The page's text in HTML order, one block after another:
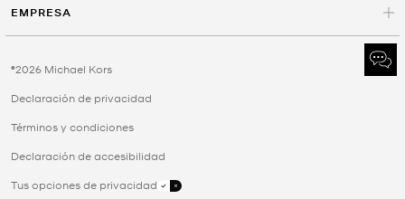
EMPRESA
©2026 Michael Kors
Declaración de privacidad
Términos y condiciones
Declaración de accesibilidad
Tus opciones de privacidad